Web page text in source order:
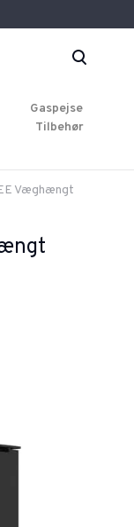
Gaspejse
Tilbehør
Væghængt